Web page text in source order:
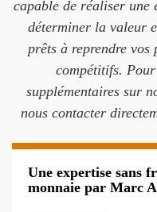
capable de réaliser une
déterminer la valeur
prêts à reprendre vos
compétitifs.
supplémentaires sur
nous contacter
Une expertise sans
monnaie par Marc